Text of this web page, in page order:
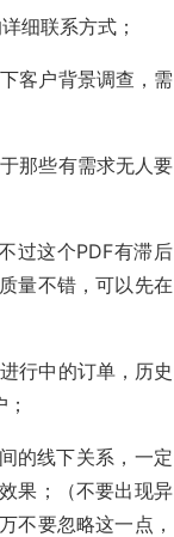
细联系方式；
客户背景调查，需
那些有需求无人要
过这个PDF有滞后
量不错，可以先在
行中的订单，历史
的线下关系，一定
果；（不要出现异
不要忽略这一点，